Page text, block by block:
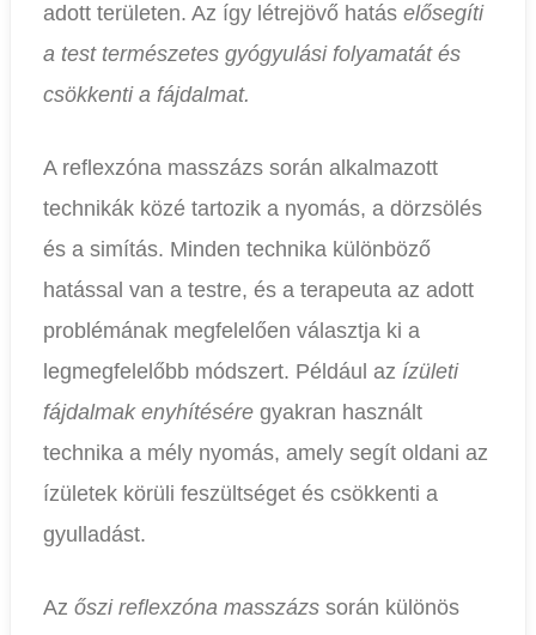
adott területen. Az így létrejövő hatás elősegíti
a test természetes gyógyulási folyamatát és
csökkenti a fájdalmat.
A reflexzóna masszázs során alkalmazott
technikák közé tartozik a nyomás, a dörzsölés
és a simítás. Minden technika különböző
hatással van a testre, és a terapeuta az adott
problémának megfelelően választja ki a
legmegfelelőbb módszert. Például az ízületi
fájdalmak enyhítésére gyakran használt
technika a mély nyomás, amely segít oldani az
ízületek körüli feszültséget és csökkenti a
gyulladást.
Az őszi reflexzóna masszázs során különös